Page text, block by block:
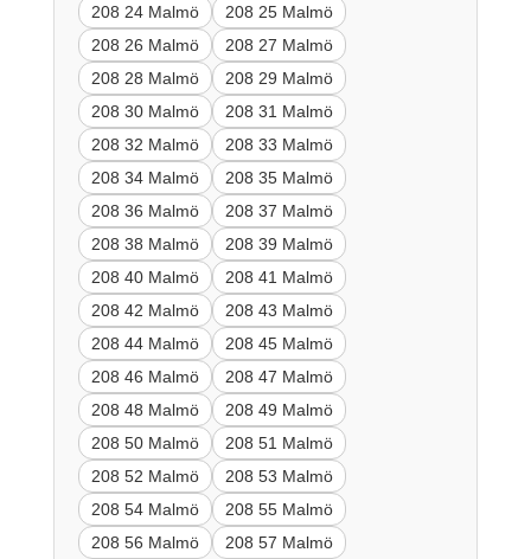
208 24 Malmö
208 25 Malmö
208 26 Malmö
208 27 Malmö
208 28 Malmö
208 29 Malmö
208 30 Malmö
208 31 Malmö
208 32 Malmö
208 33 Malmö
208 34 Malmö
208 35 Malmö
208 36 Malmö
208 37 Malmö
208 38 Malmö
208 39 Malmö
208 40 Malmö
208 41 Malmö
208 42 Malmö
208 43 Malmö
208 44 Malmö
208 45 Malmö
208 46 Malmö
208 47 Malmö
208 48 Malmö
208 49 Malmö
208 50 Malmö
208 51 Malmö
208 52 Malmö
208 53 Malmö
208 54 Malmö
208 55 Malmö
208 56 Malmö
208 57 Malmö